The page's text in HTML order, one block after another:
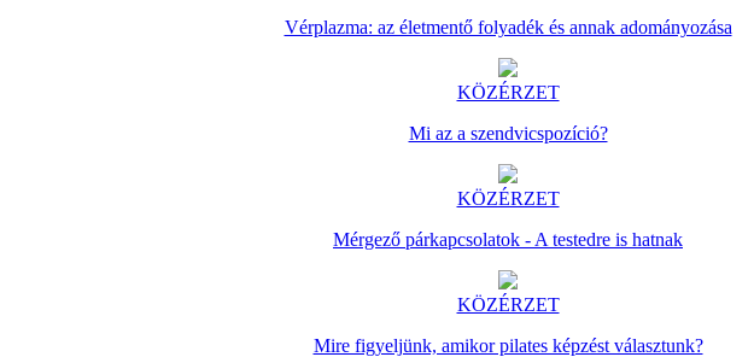
Vérplazma: az életmentő folyadék és annak adományozása
KÖZÉRZET
Mi az a szendvicspozíció?
KÖZÉRZET
Mérgező párkapcsolatok - A testedre is hatnak
KÖZÉRZET
Mire figyeljünk, amikor pilates képzést választunk?